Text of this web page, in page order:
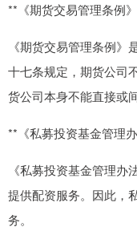
**《期货交易管理条例
《期货交易管理条例
十七条规定，期货公司
货公司本身不能直接或
**《私募投资基金管理
《私募投资基金管理
提供配资服务。因此，
务。